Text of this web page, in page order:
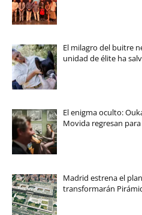
El milagro del buitre
unidad de élite ha
El enigma oculto:
Movida regresan
Madrid estrena el
transformarán